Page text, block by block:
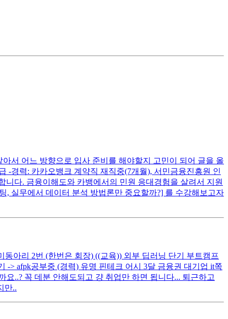
서 어느 방향으로 입사 준비를 해야할지 고민이 되어 글을 올
-경력: 카카오뱅크 계약직 재직중(7개월), 서민금융진흥원 인
다. 금융이해도와 카뱅에서의 민원 응대경험을 살려서 지원
, 실무에서 데이터 분석 방법론만 중요할까?] 를 수강해보고자
아리 2번 (한번은 회장) ((교육)) 외부 딥러닝 단기 부트캠프
-> afpk공부중 (경력) 유명 핀테크 어시 3달 금융권 대기업 it쪽
..? 꼭 데분 안해도되고 걍 취업만 하면 됩니다... 퇴근하고
만..